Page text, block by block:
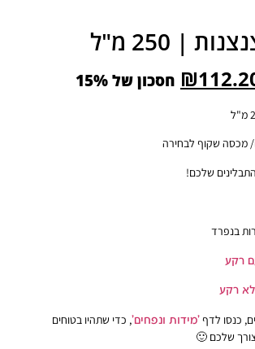
₪ חסכון של 15%
לבחירה
'מידות ונפחים', כדי שתהיו בטוחים
🙂